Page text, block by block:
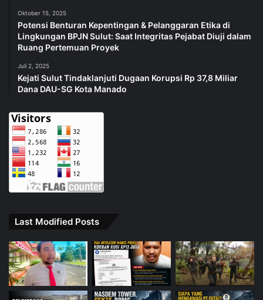
Oktober 15, 2025
Potensi Benturan Kepentingan & Pelanggaran Etika di
Lingkungan BPJN Sulut: Saat Integritas Pejabat Diuji dalam
Ruang Pertemuan Proyek
Juli 2, 2025
Kejati Sulut Tindaklanjuti Dugaan Korupsi Rp 37,8 Miliar
Dana DAU-SG Kota Manado
Last Modified Posts